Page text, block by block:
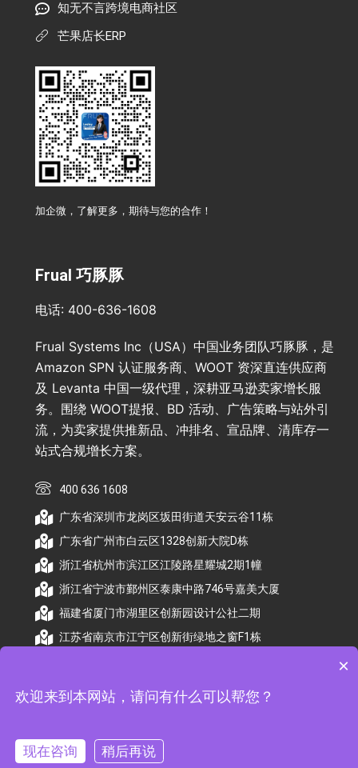
知无不言跨境电商社区
芒果店长ERP
加企微，了解更多，期待与您的合作！
Frual 巧豚豚
电话: 400-636-1608
Frual Systems Inc（USA）中国业务团队巧豚豚，是
Amazon SPN 认证服务商、WOOT 资深直连供应商
及 Levanta 中国一级代理，深耕亚马逊卖家增长服
务。围绕 WOOT提报、BD 活动、广告策略与站外引
流，为卖家提供推新品、冲排名、宣品牌、清库存一
站式合规增长方案。
400 636 1608
广东省深圳市龙岗区坂田街道天安云谷11栋
广东省广州市白云区1328创新大院D栋
浙江省杭州市滨江区江陵路星耀城2期1幢
浙江省宁波市鄞州区泰康中路746号嘉美大厦
福建省厦门市湖里区创新园设计公社二期
江苏省南京市江宁区创新街绿地之窗F1栋
×
欢迎来到本网站，请问有什么可以帮您？
现在咨询 稍后再说